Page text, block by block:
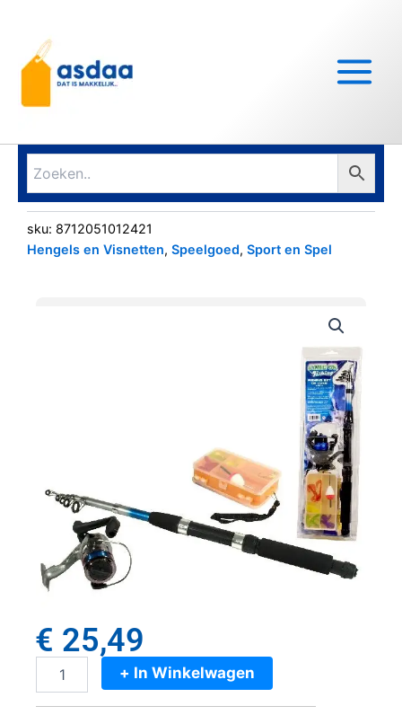
inhoud
sku: 8712051012421
Hengels en Visnetten, Speelgoed, Sport en Spel
€ 25,49
Game
+ In Winkelwagen